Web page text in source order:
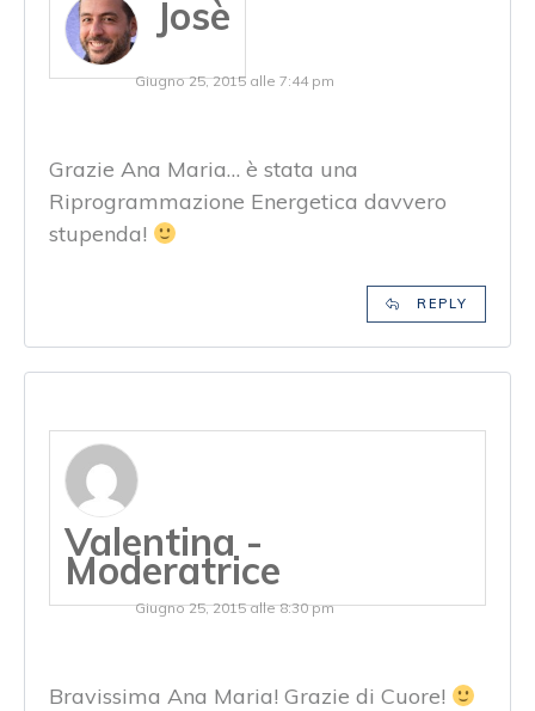
Josè
Giugno 25, 2015 alle 7:44 pm
Grazie Ana Maria… è stata una
Riprogrammazione Energetica davvero
stupenda!
REPLY
Valentina -
Moderatrice
Giugno 25, 2015 alle 8:30 pm
Bravissima Ana Maria! Grazie di Cuore!